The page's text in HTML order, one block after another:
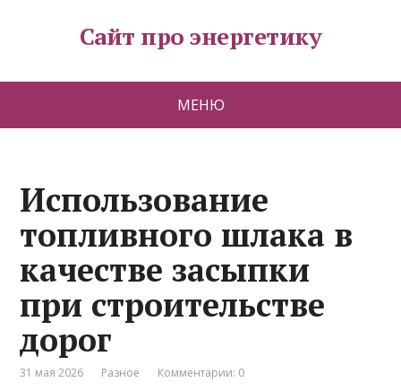
Сайт про энергетику
МЕНЮ
Использование
топливного шлака в
качестве засыпки
при строительстве
дорог
31 мая 2026 Разное Комментарии: 0